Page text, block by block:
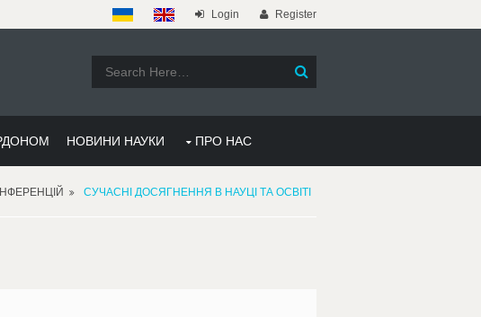
Login Register
НОВИНИ НАУКИ ПРО НАС
СУЧАСНІ ДОСЯГНЕННЯ В НАУЦІ ТА ОСВІТІ